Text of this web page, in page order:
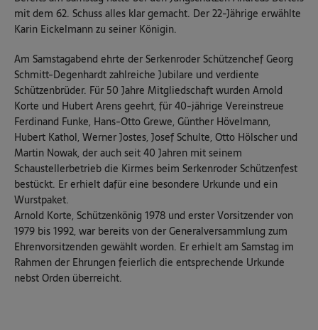
mit dem 62. Schuss alles klar gemacht. Der 22-Jährige erwählte
Karin Eickelmann zu seiner Königin.
Am Samstagabend ehrte der Serkenroder Schützenchef Georg
Schmitt-Degenhardt zahlreiche Jubilare und verdiente
Schützenbrüder. Für 50 Jahre Mitgliedschaft wurden Arnold
Korte und Hubert Arens geehrt, für 40-jährige Vereinstreue
Ferdinand Funke, Hans-Otto Grewe, Günther Hövelmann,
Hubert Kathol, Werner Jostes, Josef Schulte, Otto Hölscher und
Martin Nowak, der auch seit 40 Jahren mit seinem
Schaustellerbetrieb die Kirmes beim Serkenroder Schützenfest
bestückt. Er erhielt dafür eine besondere Urkunde und ein
Wurstpaket.
Arnold Korte, Schützenkönig 1978 und erster Vorsitzender von
1979 bis 1992, war bereits von der Generalversammlung zum
Ehrenvorsitzenden gewählt worden. Er erhielt am Samstag im
Rahmen der Ehrungen feierlich die entsprechende Urkunde
nebst Orden überreicht.